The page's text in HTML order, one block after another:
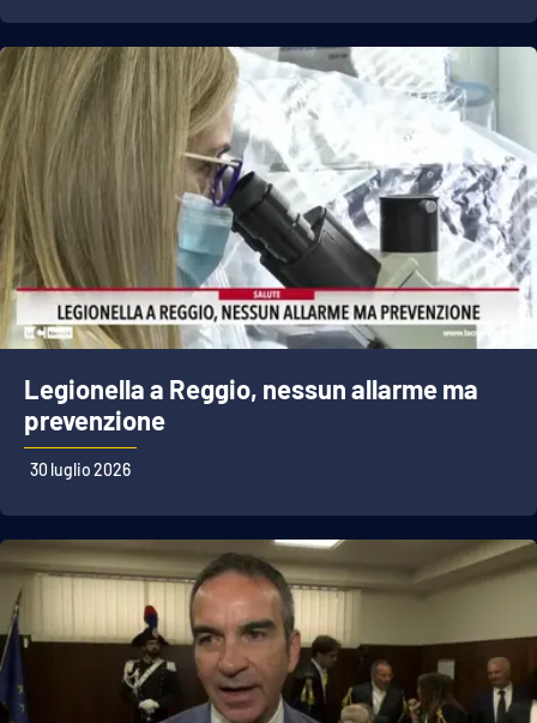
Legionella a Reggio, nessun allarme ma
prevenzione
30 luglio 2026